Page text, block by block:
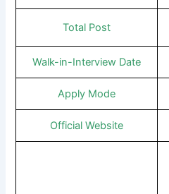
Total Post
Walk-in-Interview Date
Apply Mode
Official Website